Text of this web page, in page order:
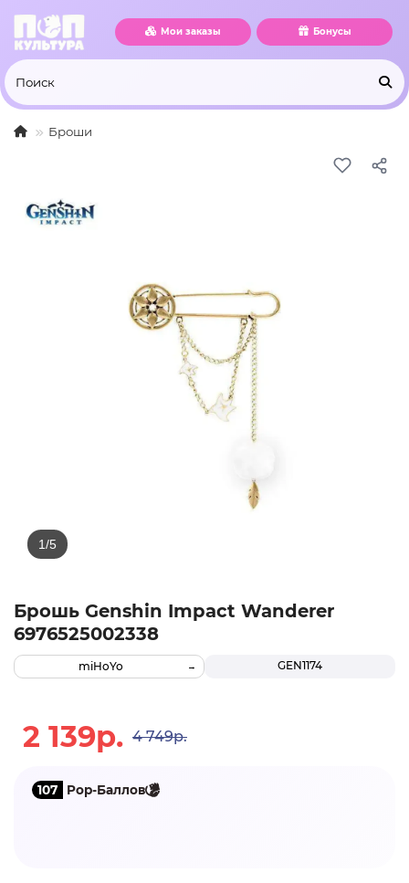
Мои заказы Бонусы
Броши
Брошь Genshin Impact Wanderer
6976525002338
GEN1174
miHoYo
2 139р. 4 749р.
107 Pop-Баллов